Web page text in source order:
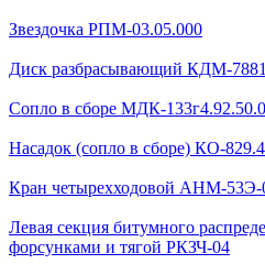
Звездочка РПМ-03.05.000
Диск разбрасывающий КДМ-7881
Сопло в сборе МДК-
Насадок (сопло в сборе) КО-
Кран четырехходовой AHМ-53Э-
Левая секция битумного
форсунками и тягой РКЗЧ-04